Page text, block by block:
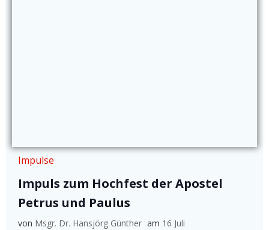
Impulse
Impuls zum Hochfest der Apostel
Petrus und Paulus
von Msgr. Dr. Hansjörg Günther am 16 Juli